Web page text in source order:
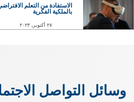
الاستفادة من التعلم
بالملكية الفكرية
٢٧ أكتوبر، ٢٠٢٣
وسائل التواصل